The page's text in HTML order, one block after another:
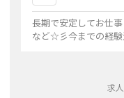
長期で安定してお仕
など☆彡今までの経
求